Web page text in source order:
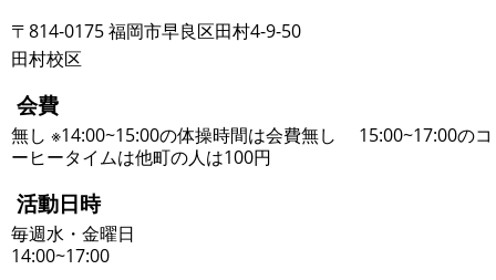
〒814-0175 福岡市早良区田村4-9-50
田村校区
会費
無し ※14:00~15:00の体操時間は会費無し 15:00~17:00のコ
ーヒータイムは他町の人は100円
活動日時
毎週水・金曜日
14:00~17:00